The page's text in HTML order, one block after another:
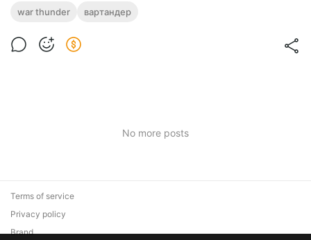
war thunder вартандер
No more posts
Terms of service
Privacy policy
Brand